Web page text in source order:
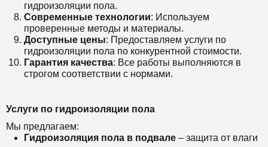
гидроизоляции пола.
Современные технологии: Используем
проверенные методы и материалы.
Доступные цены: Предоставляем услуги по
гидроизоляции пола по конкурентной стоимости.
Гарантия качества: Все работы выполняются в
строгом соответствии с нормами.
Услуги по гидроизоляции пола
Мы предлагаем:
Гидроизоляция пола в подвале – защита от влаги